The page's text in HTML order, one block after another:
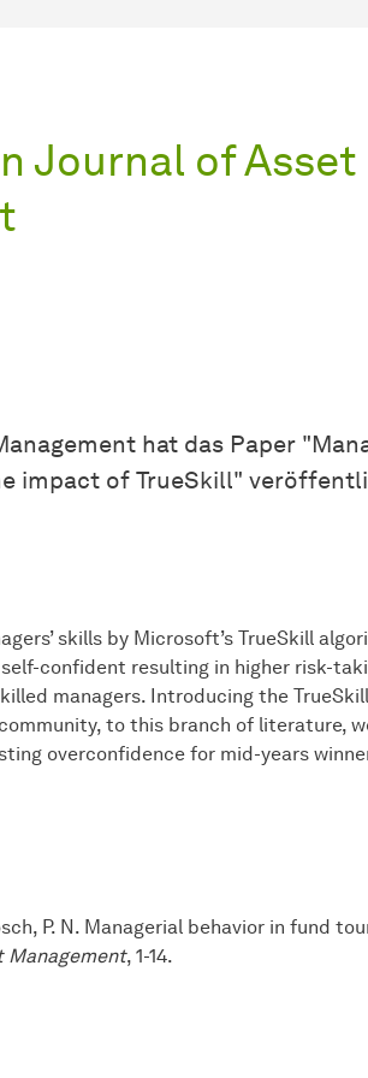
Journal of Asset
hat das Paper
impact of TrueSkill"
skills by Microsoft’s TrueSkill
confident resulting in higher risk-
managers. Introducing the
to this branch of literature,
overconfidence for mid-years
P. N. Managerial behavior in fund
Management, 1-14.